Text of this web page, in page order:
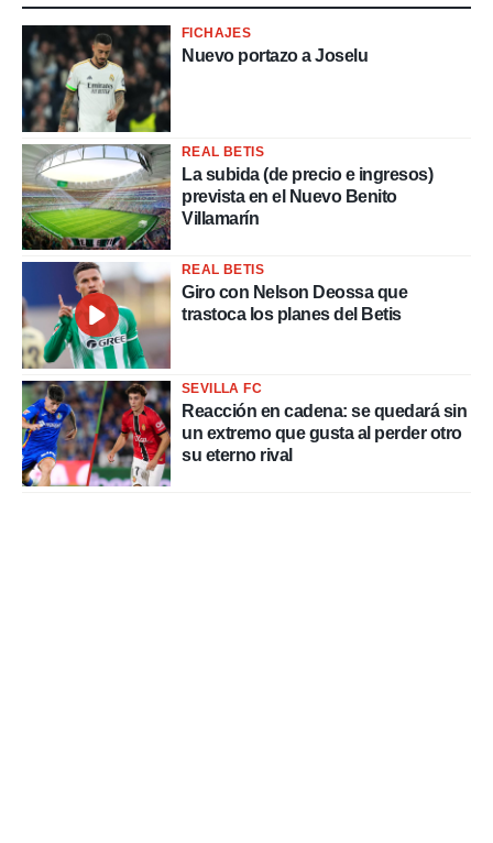
FICHAJES
Nuevo portazo a Joselu
REAL BETIS
La subida (de precio e ingresos)
prevista en el Nuevo Benito
Villamarín
REAL BETIS
Giro con Nelson Deossa que
trastoca los planes del Betis
SEVILLA FC
Reacción en cadena: se quedará sin
un extremo que gusta al perder otro
su eterno rival